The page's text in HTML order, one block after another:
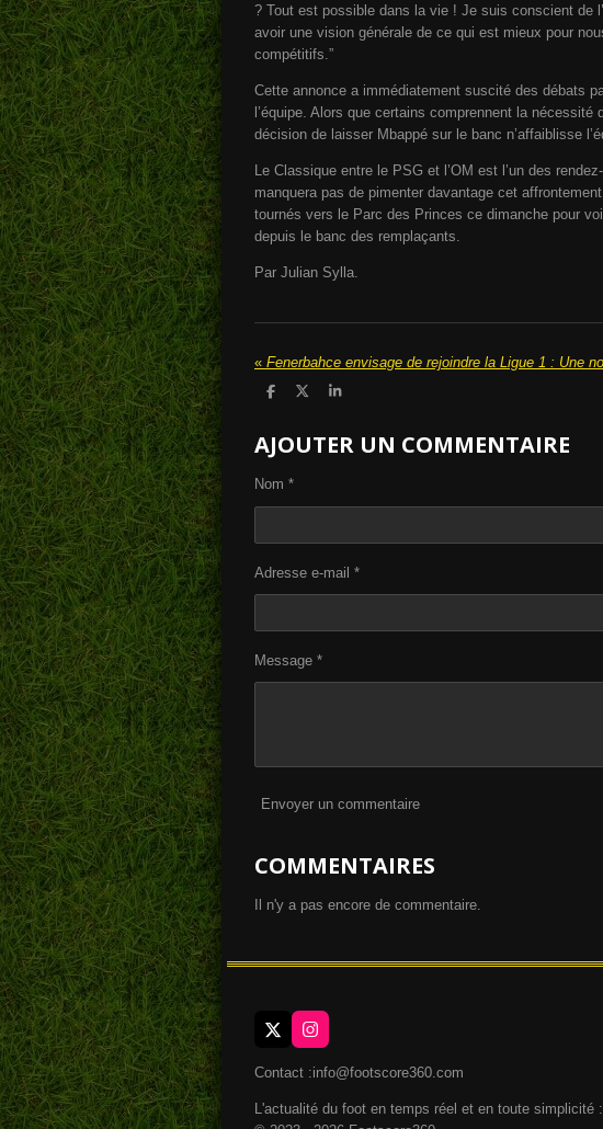
? Tout est possible dans la vie ! Je suis conscient de
avoir une vision générale de ce qui est mieux pour
compétitifs.”
Cette annonce a immédiatement suscité des débats
l’équipe. Alors que certains comprennent la
décision de laisser Mbappé sur le banc n’affaiblisse
Le Classique entre le PSG et l’OM est l’un des
manquera pas de pimenter davantage cet
tournés vers le Parc des Princes ce dimanche pour
depuis le banc des remplaçants.
Par Julian Sylla.
«
P
t
a
e
P
a
P
t
a
AJOUTER UN COMMENTAIRE
Nom *
Adresse e-mail *
Message *
Envoyer un commentaire
COMMENTAIRES
Il n'y a pas encore de commentaire.
X
I
n
s
a
g
Contact :info@footscore360.com
L'actualité du foot en temps réel et en toute